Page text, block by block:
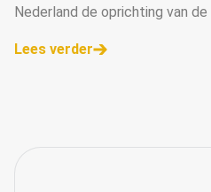
Nederland de oprichting van
bij het aanpakken
Lees verder